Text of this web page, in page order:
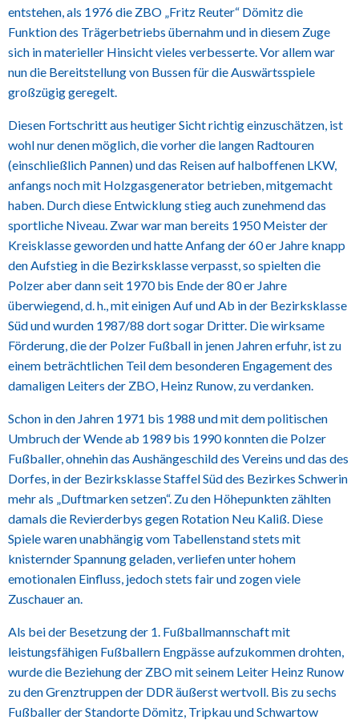
entstehen, als 1976 die ZBO „Fritz Reuter“ Dömitz die
Funktion des Trägerbetriebs übernahm und in diesem Zuge
sich in materieller Hinsicht vieles verbesserte. Vor allem war
nun die Bereitstellung von Bussen für die Auswärtsspiele
großzügig geregelt.
Diesen Fortschritt aus heutiger Sicht richtig einzuschätzen, ist
wohl nur denen möglich, die vorher die langen Radtouren
(einschließlich Pannen) und das Reisen auf halboffenen LKW,
anfangs noch mit Holzgasgenerator betrieben, mitgemacht
haben. Durch diese Entwicklung stieg auch zunehmend das
sportliche Niveau. Zwar war man bereits 1950 Meister der
Kreisklasse geworden und hatte Anfang der 60 er Jahre knapp
den Aufstieg in die Bezirksklasse verpasst, so spielten die
Polzer aber dann seit 1970 bis Ende der 80 er Jahre
überwiegend, d. h., mit einigen Auf und Ab in der Bezirksklasse
Süd und wurden 1987/88 dort sogar Dritter. Die wirksame
Förderung, die der Polzer Fußball in jenen Jahren erfuhr, ist zu
einem beträchtlichen Teil dem besonderen Engagement des
damaligen Leiters der ZBO, Heinz Runow, zu verdanken.
Schon in den Jahren 1971 bis 1988 und mit dem politischen
Umbruch der Wende ab 1989 bis 1990 konnten die Polzer
Fußballer, ohnehin das Aushängeschild des Vereins und das des
Dorfes, in der Bezirksklasse Staffel Süd des Bezirkes Schwerin
mehr als „Duftmarken setzen“. Zu den Höhepunkten zählten
damals die Revierderbys gegen Rotation Neu Kaliß. Diese
Spiele waren unabhängig vom Tabellenstand stets mit
knisternder Spannung geladen, verliefen unter hohem
emotionalen Einfluss, jedoch stets fair und zogen viele
Zuschauer an.
Als bei der Besetzung der 1. Fußballmannschaft mit
leistungsfähigen Fußballern Engpässe aufzukommen drohten,
wurde die Beziehung der ZBO mit seinem Leiter Heinz Runow
zu den Grenztruppen der DDR äußerst wertvoll. Bis zu sechs
Fußballer der Standorte Dömitz, Tripkau und Schwartow